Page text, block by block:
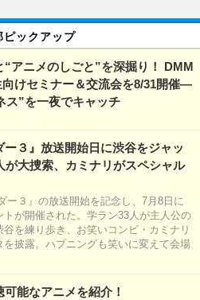
ピックアップ
“アニメのしごと”を深掘り！ DMM
けセミナー＆交流会を8/31開催―
”を一夜でキャッチ
ー３』放送開始日に渋谷をジャッ
が大捜索、カミナリがスペシャル
ー３』の放送開始を記念し、7月8日に
トが開催された。学ラン33人が主人公の
を練り歩き、お笑いコンビ・カミナリ
を披露。ハプニングも笑いに変えて会場
能なアニメを紹介！